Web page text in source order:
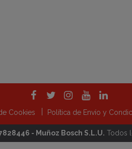
Cookies Política de Envío y
- Muñoz Bosch S.L.U. Todos